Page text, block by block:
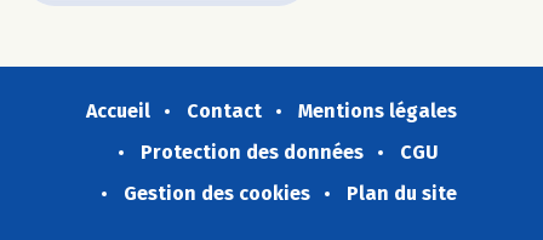
Accueil Contact
Mentions légales
Protection des données
CGU
Gestion des cookies
Plan du site